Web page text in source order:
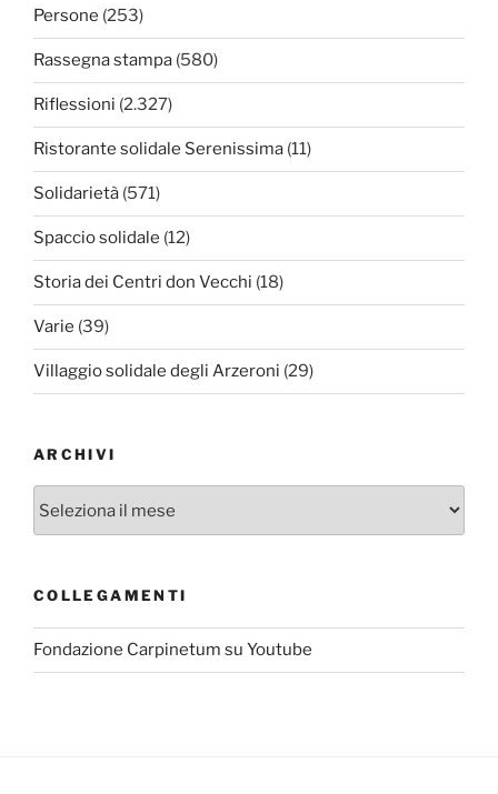
Persone (253)
Rassegna stampa (580)
Riflessioni (2.327)
Ristorante solidale Serenissima (11)
Solidarietà (571)
Spaccio solidale (12)
Storia dei Centri don Vecchi (18)
Varie (39)
Villaggio solidale degli Arzeroni (29)
ARCHIVI
Archivi
COLLEGAMENTI
Fondazione Carpinetum su Youtube